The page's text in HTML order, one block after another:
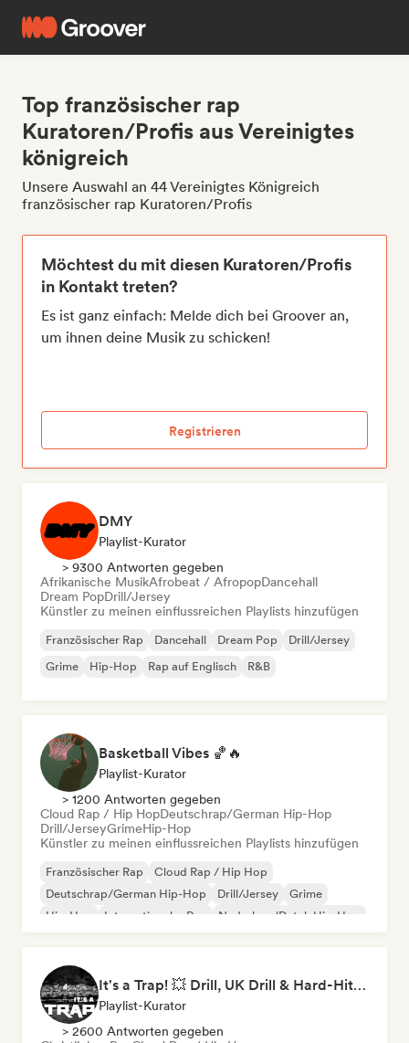
Top französischer rap
Kuratoren/Profis aus Vereinigtes
königreich
Unsere Auswahl an 44 Vereinigtes Königreich
französischer rap Kuratoren/Profis
Möchtest du mit diesen Kuratoren/Profis
in Kontakt treten?
Es ist ganz einfach: Melde dich bei Groover an,
um ihnen deine Musik zu schicken!
Registrieren
DMY
Playlist-Kurator
> 9300 Antworten gegeben
Afrikanische MusikAfrobeat / AfropopDancehall
Dream PopDrill/Jersey
Künstler zu meinen einflussreichen Playlists hinzufügen
Französischer Rap Dancehall Dream Pop
Drill/Jersey
Grime
Hip-Hop Rap auf Englisch R&B
Basketball Vibes 🏀🔥
Playlist-Kurator
> 1200 Antworten gegeben
Cloud Rap / Hip HopDeutschrap/German Hip-Hop
Drill/JerseyGrimeHip-Hop
Künstler zu meinen einflussreichen Playlists hinzufügen
Französischer Rap
Cloud Rap / Hip Hop
Deutschrap/German Hip-Hop
Drill/Jersey
Grime
Hip-Hop
Internationaler Rap Nederhop/Dutch Hip-Hop
It's a Trap! 💥 Drill, UK Drill & Hard-Hitting Trap
Playlist-Kurator
> 2600 Antworten gegeben